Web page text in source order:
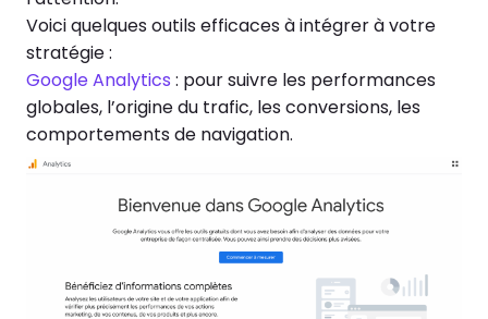
Voici quelques outils efficaces à intégrer à votre
stratégie :
Google Analytics : pour suivre les performances
globales, l’origine du trafic, les conversions, les
comportements de navigation.